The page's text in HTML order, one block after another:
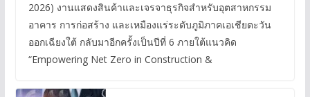
2026) งานแสดงสินค้าและเจรจาธุรกิจสำหรับอุตสาหกรรม
อาคาร การก่อสร้าง และเหมืองแร่ระดับภูมิภาคเอเชียตะวัน
ออกเฉียงใต้ กลับมาอีกครั้งเป็นปีที่ 6 ภายใต้แนวคิด
“Empowering Net Zero in Construction &